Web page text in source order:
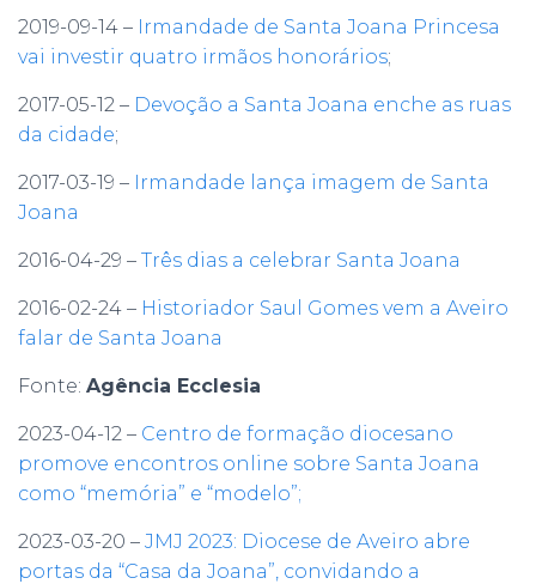
2019-09-14 – Irmandade de Santa Joana Princesa
vai investir quatro irmãos honorários;
2017-05-12 – Devoção a Santa Joana enche as ruas
da cidade;
2017-03-19 – Irmandade lança imagem de Santa
Joana
2016-04-29 – Três dias a celebrar Santa Joana
2016-02-24 – Historiador Saul Gomes vem a Aveiro
falar de Santa Joana
Fonte: Agência Ecclesia
2023-04-12 – Centro de formação diocesano
promove encontros online sobre Santa Joana
como “memória” e “modelo”;
2023-03-20 – JMJ 2023: Diocese de Aveiro abre
portas da “Casa da Joana”, convidando a